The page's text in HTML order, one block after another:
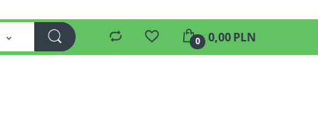
0 0,00 PLN